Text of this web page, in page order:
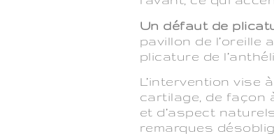
Un défaut de
pavillon de l’oreille
plicature de
L’intervention vise
cartilage, de façon
et d’aspect
remarques